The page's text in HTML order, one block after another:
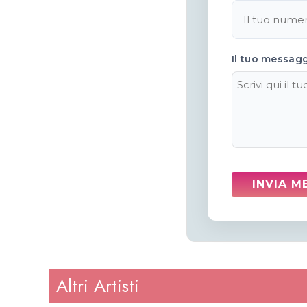
Il tuo
Altri Artisti